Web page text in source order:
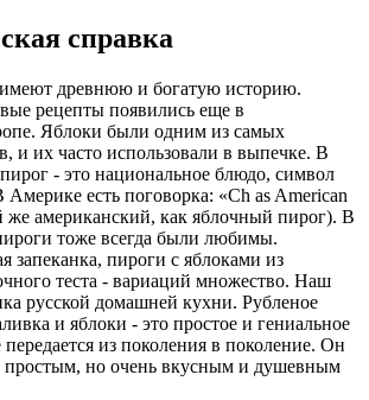
справка
древнюю и богатую историю.
рецепты появились еще в
Яблоки были одним из самых
и их часто использовали в выпечке. В
- это национальное блюдо, символ
есть поговорка: «Сh as American
же американский, как яблочный пирог). В
тоже всегда были любимы.
запеканка, пироги с яблоками из
теста - вариаций множество. Наш
русской домашней кухни. Рубленое
и яблоки - это простое и гениальное
передается из поколения в поколение. Он
простым, но очень вкусным и душевным